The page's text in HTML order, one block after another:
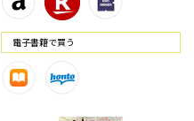
電⼦書籍で買う